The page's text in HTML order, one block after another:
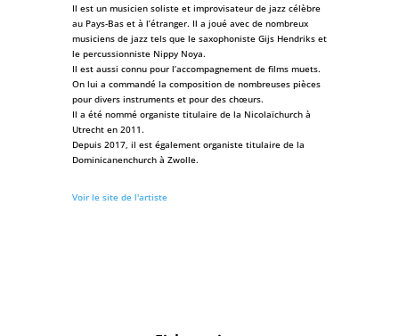
Il est un musicien soliste et improvisateur de jazz célèbre
au Pays-Bas et à l’étranger. Il a joué avec de nombreux
musiciens de jazz tels que le saxophoniste Gijs Hendriks et
le percussionniste Nippy Noya.
Il est aussi connu pour l’accompagnement de films muets.
On lui a commandé la composition de nombreuses pièces
pour divers instruments et pour des chœurs.
Il a été nommé organiste titulaire de la Nicolaïchurch à
Utrecht en 2011.
Depuis 2017, il est également organiste titulaire de la
Dominicanenchurch à Zwolle.
Voir le site de l'artiste